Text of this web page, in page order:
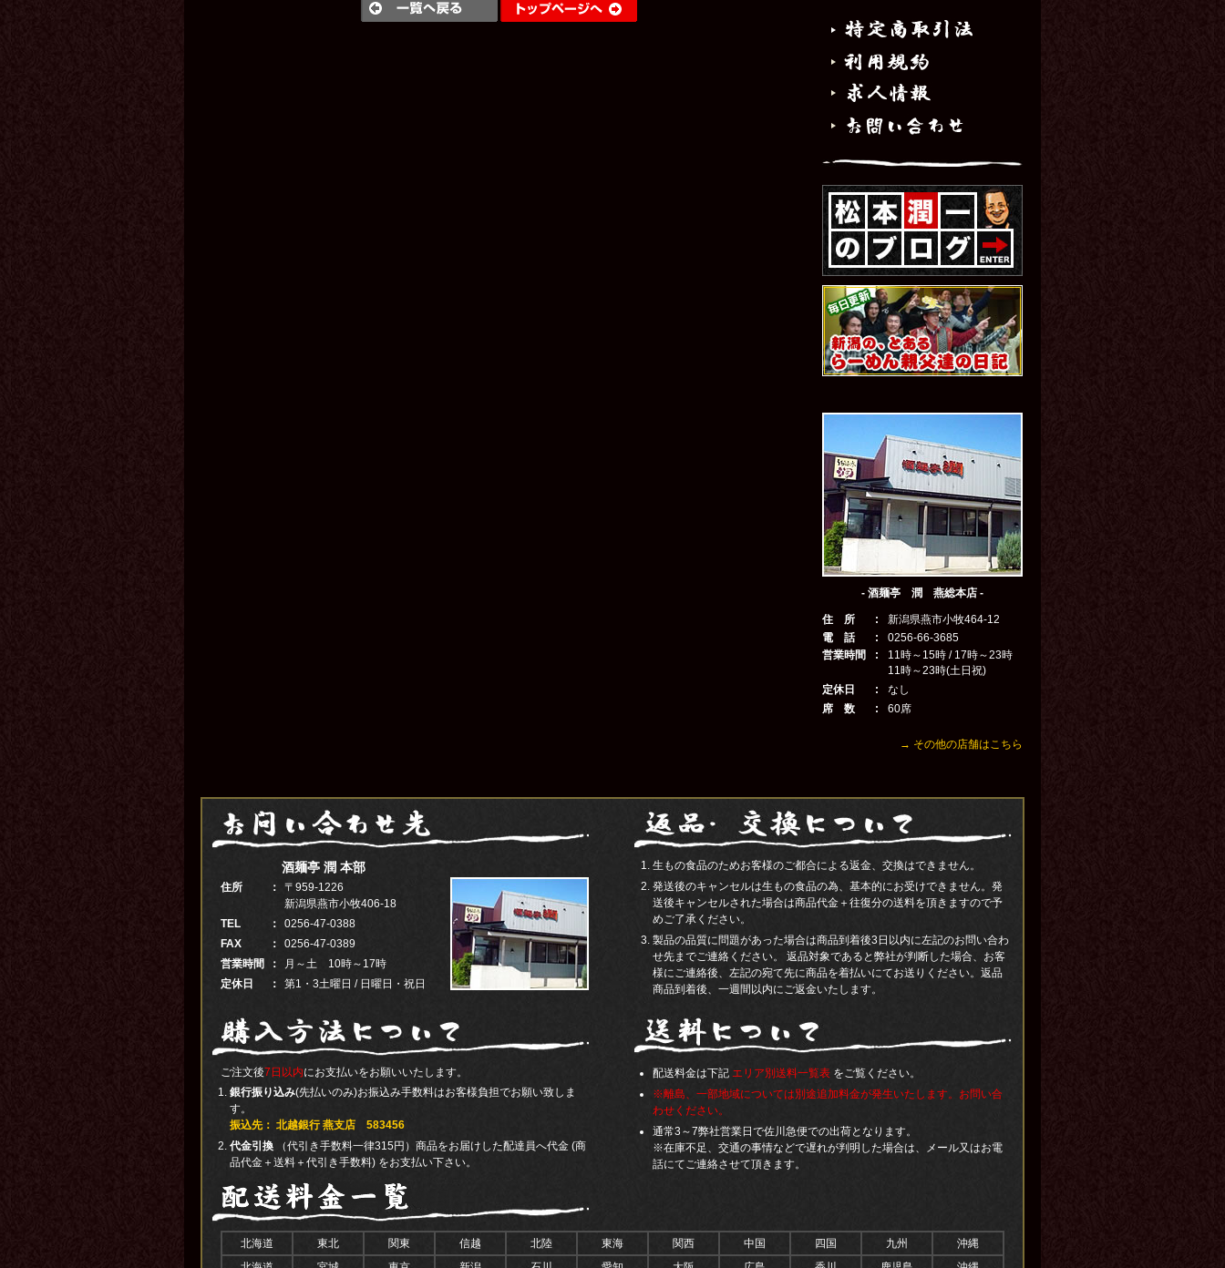
- 酒麺亭 潤 燕総本店 -
住 所 :
新潟県燕市小牧464-12
電 話
:
0256-66-3685
営業時間
:
11時～15時 / 17時～23時
11時～23時(土日祝)
定休日
:
なし
席 数
: 60席
→ その他の店舗はこちら
酒麺亭 潤 本部
住所 ：
〒959-1226
新潟県燕市小牧406-18
TEL
：
0256-47-0388
FAX
：
0256-47-0389
営業時間
：
月～土 10時～17時
定休日
： 第1・3土曜日 / 日曜日・祝日
生もの食品のためお客様のご都合による返金、交換はできません。
発送後のキャンセルは生もの食品の為、基本的にお受けできません。発
送後キャンセルされた場合は商品代金＋往復分の送料を頂きますので予
めご了承ください。
製品の品質に問題があった場合は商品到着後3日以内に左記のお問い合わ
せ先までご連絡ください。 返品対象であると弊社が判断した場合、お客
様にご連絡後、左記の宛て先に商品を着払いにてお送りください。返品
商品到着後、一週間以内にご返金いたします。
ご注文後7日以内にお支払いをお願いいたします。
銀行振り込み(先払いのみ)お振込み手数料はお客様負担でお願い致しま
す。
振込先： 北越銀行 燕支店 583456
代金引換 （代引き手数料一律315円）商品をお届けした配達員へ代金 (商
品代金＋送料＋代引き手数料) をお支払い下さい。
配送料金は下記 エリア別送料一覧表 をご覧ください。
※離島、一部地域については別途追加料金が発生いたします。お問い合
わせください。
通常3～7弊社営業日で佐川急便での出荷となります。
※在庫不足、交通の事情などで遅れが判明した場合は、メール又はお電
話にてご連絡させて頂きます。
北海道 東北 関東 信越 北陸 東海 関西 中国 四国 九州
沖縄